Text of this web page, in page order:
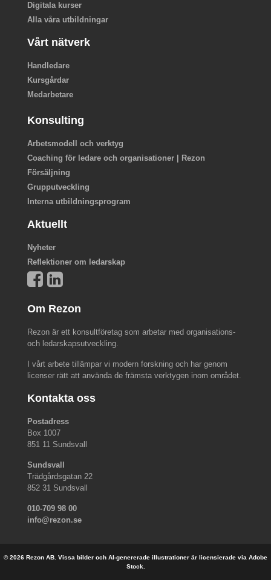
Digitala kurser
Alla våra utbildningar
Vårt nätverk
Handledare
Kursgårdar
Medarbetare
Konsulting
Arbetsmodell och verktyg
Coaching för ledare och organisationer | Rezon
Försäljning
Grupputveckling
Interna utbildningsprogram
Aktuellt
Nyheter
Reflektioner om ledarskap
Om Rezon
Rezon är ett konsultföretag som arbetar med organisations-
och ledarskapsutveckling.
I vårt arbete tillämpar vi modern forskning och har genom
licenser rätt att använda de främsta verktygen inom området.
Kontakta oss
Postadress
Box 1007
851 11 Sundsvall
Sundsvall
Trädgårdsgatan 22
852 31 Sundsvall
010-709 98 00
info@rezon.se
© 2026 Rezon AB. Vissa bilder och AI-genererade illustrationer är licensierade via Adobe
Stock.